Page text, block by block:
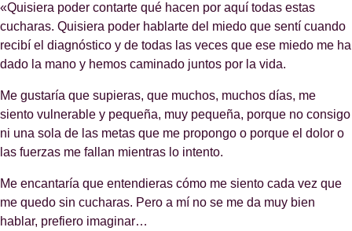
«Quisiera poder contarte qué hacen por aquí todas estas
cucharas. Quisiera poder hablarte del miedo que sentí cuando
recibí el diagnóstico y de todas las veces que ese miedo me ha
dado la mano y hemos caminado juntos por la vida.
Me gustaría que supieras, que muchos, muchos días, me
siento vulnerable y pequeña, muy pequeña, porque no consigo
ni una sola de las metas que me propongo o porque el dolor o
las fuerzas me fallan mientras lo intento.
Me encantaría que entendieras cómo me siento cada vez que
me quedo sin cucharas. Pero a mí no se me da muy bien
hablar, prefiero imaginar…